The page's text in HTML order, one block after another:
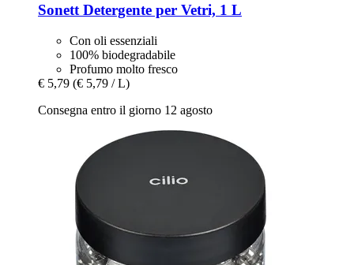
Sonett Detergente per Vetri, 1 L
Con oli essenziali
100% biodegradabile
Profumo molto fresco
€ 5,79 (€ 5,79 / L)
Consegna entro il giorno 12 agosto